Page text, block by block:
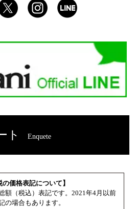
ト Enquete
の価格表記について】
額（税込）表記です。2021年4月以前
の場合もあります。